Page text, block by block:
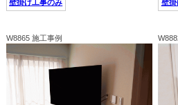
壁掛け工事のみ 壁掛
W8865 施工事例